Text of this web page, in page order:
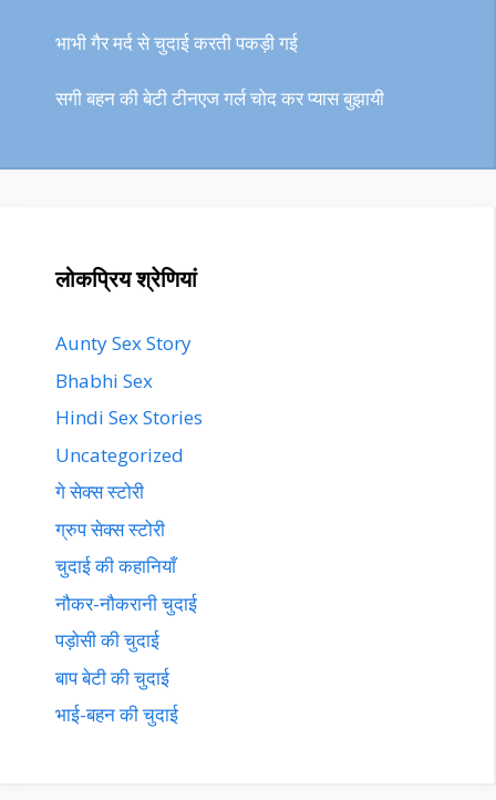
भाभी गैर मर्द से चुदाई करती पकड़ी गई
सगी बहन की बेटी टीनएज गर्ल चोद कर प्यास बुझायी
लोकप्रिय श्रेणियां
Aunty Sex Story
Bhabhi Sex
Hindi Sex Stories
Uncategorized
गे सेक्स स्टोरी
ग्रुप सेक्स स्टोरी
चुदाई की कहानियाँ
नौकर-नौकरानी चुदाई
पड़ोसी की चुदाई
बाप बेटी की चुदाई
भाई-बहन की चुदाई